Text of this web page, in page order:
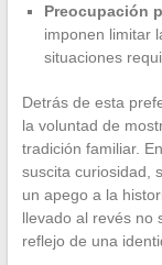
Preocupación
imponen limitar
situaciones
Detrás de esta
la voluntad de
tradición familiar.
suscita curiosidad,
un apego a la
llevado al revés no
reflejo de una